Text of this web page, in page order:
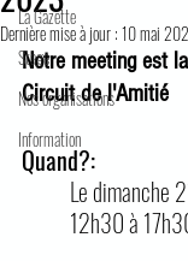
La Gazette
Stage
Nos organisations
Information
Dernière mise à jour :10 mai
Notre meeting est
Circuit de l'Amitié
Quand?:
Le
12h30 à